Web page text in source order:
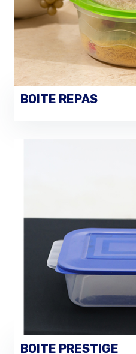
PASSER UNE COMMANDE
BOITE REPAS
PASSER UNE COMMANDE
BOITE PRESTIGE